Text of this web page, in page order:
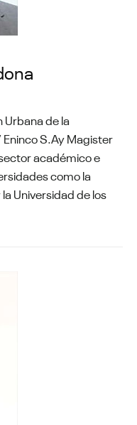
de la
S.Ay Magister
académico e
como la
Universidad de los